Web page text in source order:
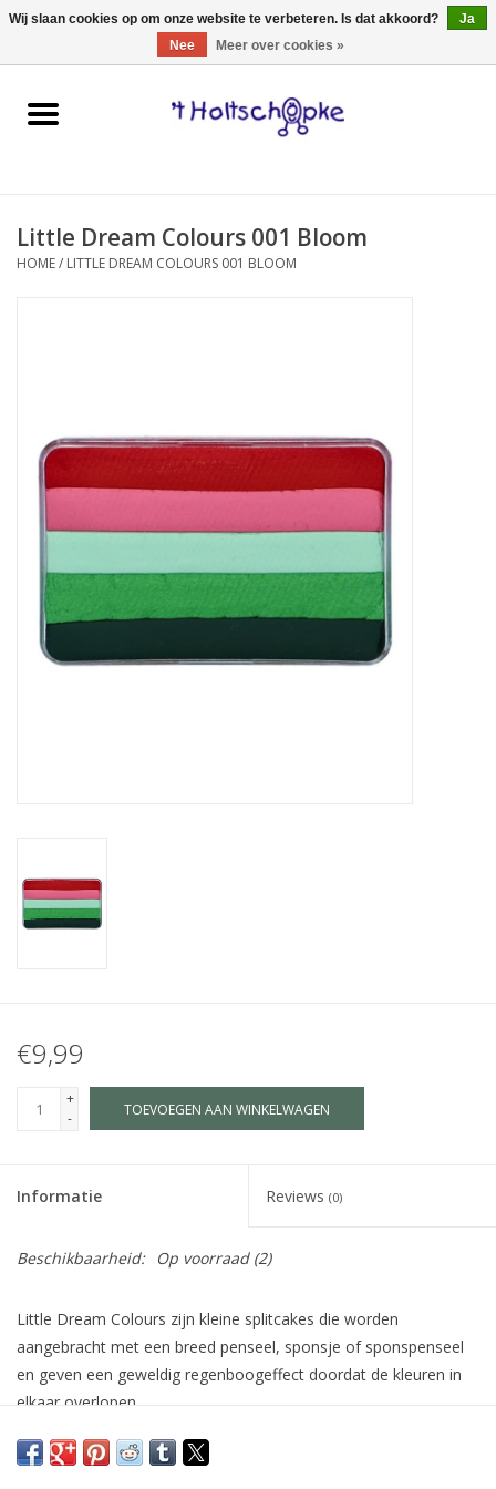
0 Artikelen - €0,00
Home
spellen
kinderkamer
knuffels
boeken
Little Dream Colours 001 Bloom
HOME/ LITTLE DREAM COLOURS 001 BLOOM
€9,99
+
-
TOEVOEGEN AAN WINKELWAGEN
Informatie Reviews (0)
Beschikbaarheid: Op voorraad(2)
Little Dream Colours zijn kleine splitcakes die worden
aangebracht met een breed penseel, sponsje of sponspenseel
en geven een geweldig regenboogeffect doordat de kleuren in
elkaar overlopen.
zeer gebruiksvriendelijk en kindvriendelijk
Wij slaan cookies op om onze website te verbeteren. Is dat akkoord?
Ja
Nee
Meer over cookies »